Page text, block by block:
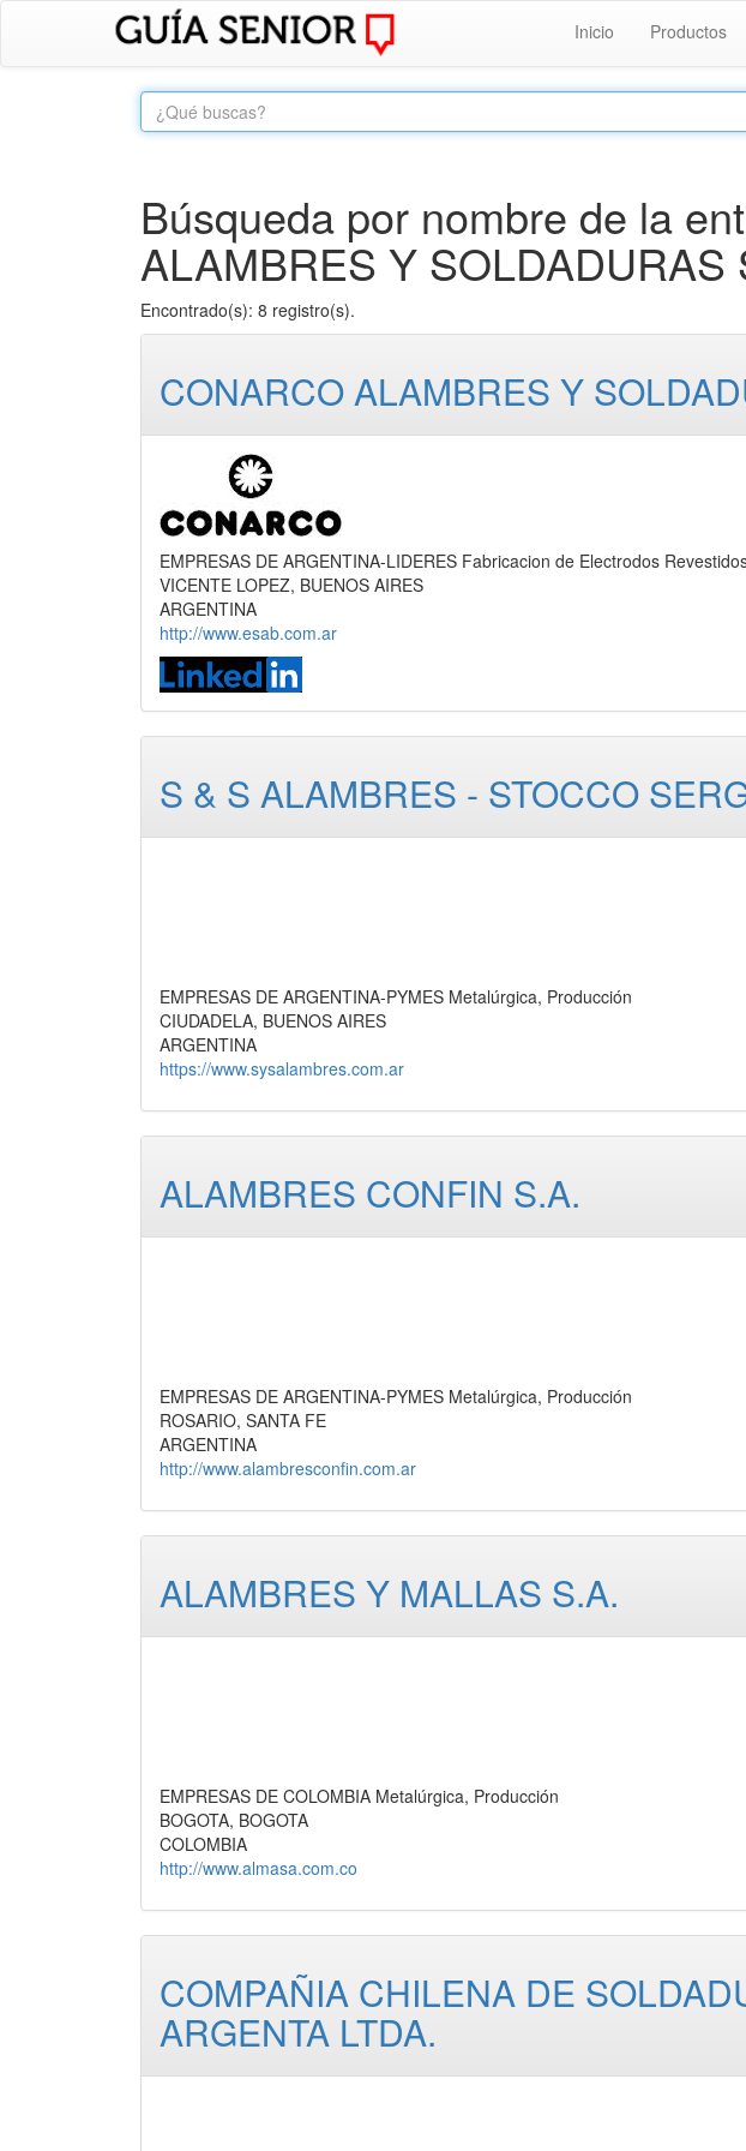
Inicio Productos
Búsqueda por nombre de la
ALAMBRES Y SOLDADURAS
Encontrado(s): 8 registro(s).
CONARCO ALAMBRES Y
EMPRESAS DE ARGENTINA-LIDERES Fabricacion de Electrodos
VICENTE LOPEZ, BUENOS AIRES
ARGENTINA
http://www.esab.com.ar
S & S ALAMBRES - STOCCO
EMPRESAS DE ARGENTINA-PYMES Metalúrgica, Producción
CIUDADELA, BUENOS AIRES
ARGENTINA
https://www.sysalambres.com.ar
ALAMBRES CONFIN S.A.
EMPRESAS DE ARGENTINA-PYMES Metalúrgica, Producción
ROSARIO, SANTA FE
ARGENTINA
http://www.alambresconfin.com.ar
ALAMBRES Y MALLAS S.A.
EMPRESAS DE COLOMBIA Metalúrgica, Producción
BOGOTA, BOGOTA
COLOMBIA
http://www.almasa.com.co
COMPAÑIA CHILENA DE
ARGENTA LTDA.